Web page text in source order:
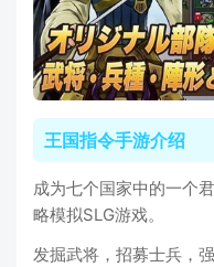
王国指令手游介绍
成为七个国家中的一个
略模拟SLG游戏。
发掘武将，招募士兵，